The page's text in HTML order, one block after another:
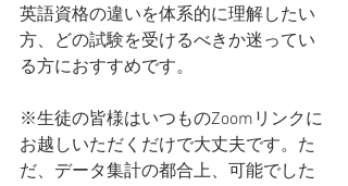
英語資格の違いを体系的に理解したい
方、どの試験を受けるべきか迷ってい
る方におすすめです。
※生徒の皆様はいつものZoomリンクに
お越しいただくだけで大丈夫です。た
だ、データ集計の都合上、可能でした